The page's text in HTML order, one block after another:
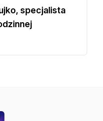
specjalista